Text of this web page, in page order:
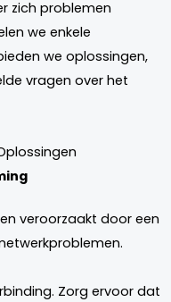
zich problemen
we enkele
we oplossingen,
vragen over het
veroorzaakt door een
Zorg ervoor dat